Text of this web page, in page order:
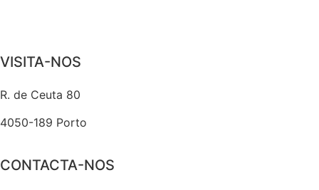
VISITA-NOS
R. de Ceuta 80
4050-189 Porto
CONTACTA-NOS